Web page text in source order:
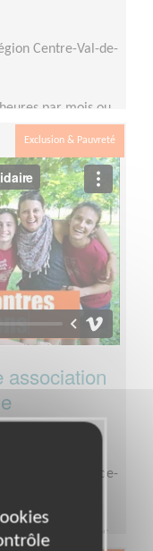
Centre-Val-de-
par mois ou
Exclusion & Pauvreté
association
Centre-Val-de-
disponibilités + des